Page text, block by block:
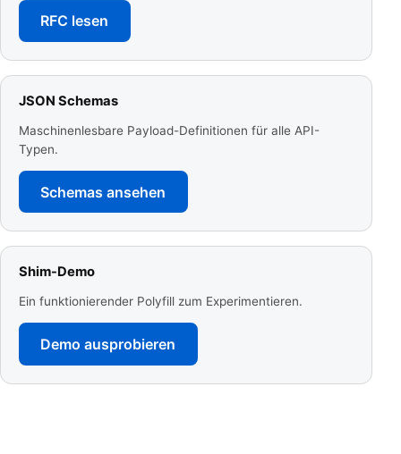
RFC lesen
JSON Schemas
Maschinenlesbare Payload-Definitionen für alle API-
Typen.
Schemas ansehen
Shim-Demo
Ein funktionierender Polyfill zum Experimentieren.
Demo ausprobieren